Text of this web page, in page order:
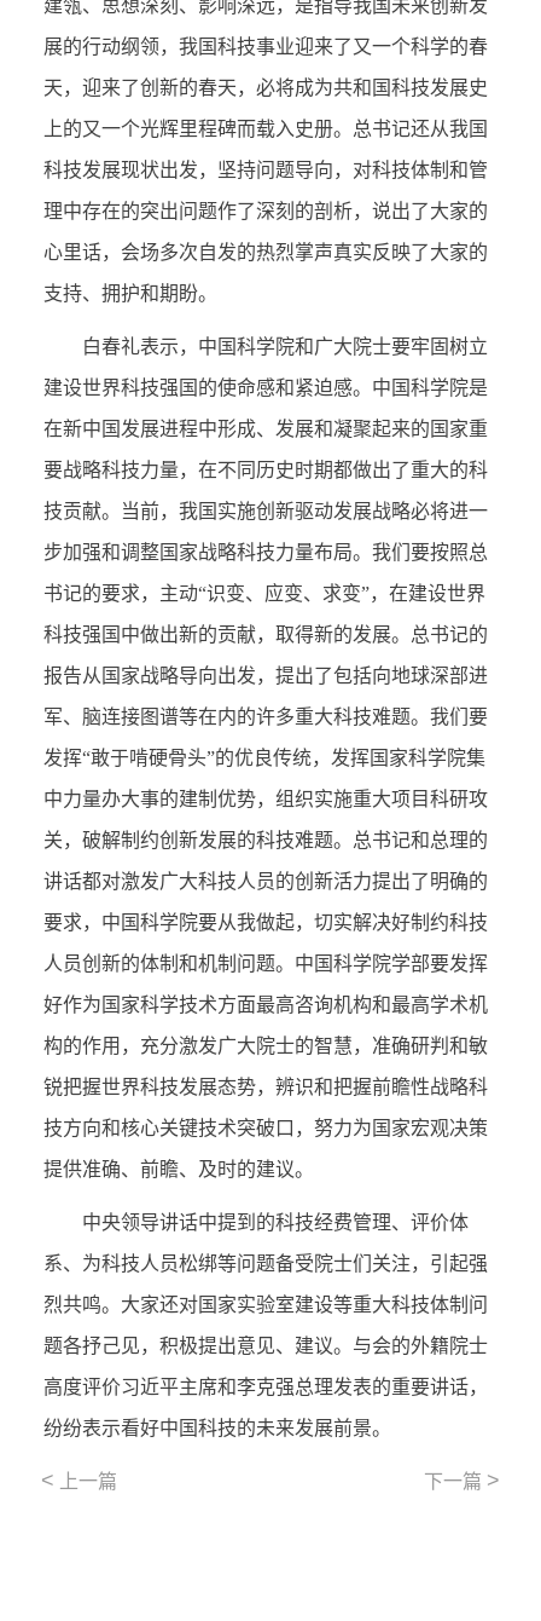
建瓴、思想深刻、影响深远，是指导我国未来创新发
展的行动纲领，我国科技事业迎来了又一个科学的春
天，迎来了创新的春天，必将成为共和国科技发展史
上的又一个光辉里程碑而载入史册。总书记还从我国
科技发展现状出发，坚持问题导向，对科技体制和管
理中存在的突出问题作了深刻的剖析，说出了大家的
心里话，会场多次自发的热烈掌声真实反映了大家的
支持、拥护和期盼。
白春礼表示，中国科学院和广大院士要牢固树立
建设世界科技强国的使命感和紧迫感。中国科学院是
在新中国发展进程中形成、发展和凝聚起来的国家重
要战略科技力量，在不同历史时期都做出了重大的科
技贡献。当前，我国实施创新驱动发展战略必将进一
步加强和调整国家战略科技力量布局。我们要按照总
书记的要求，主动“识变、应变、求变”，在建设世界
科技强国中做出新的贡献，取得新的发展。总书记的
报告从国家战略导向出发，提出了包括向地球深部进
军、脑连接图谱等在内的许多重大科技难题。我们要
发挥“敢于啃硬骨头”的优良传统，发挥国家科学院集
中力量办大事的建制优势，组织实施重大项目科研攻
关，破解制约创新发展的科技难题。总书记和总理的
讲话都对激发广大科技人员的创新活力提出了明确的
要求，中国科学院要从我做起，切实解决好制约科技
人员创新的体制和机制问题。中国科学院学部要发挥
好作为国家科学技术方面最高咨询机构和最高学术机
构的作用，充分激发广大院士的智慧，准确研判和敏
锐把握世界科技发展态势，辨识和把握前瞻性战略科
技方向和核心关键技术突破口，努力为国家宏观决策
提供准确、前瞻、及时的建议。
中央领导讲话中提到的科技经费管理、评价体
系、为科技人员松绑等问题备受院士们关注，引起强
烈共鸣。大家还对国家实验室建设等重大科技体制问
题各抒己见，积极提出意见、建议。与会的外籍院士
高度评价习近平主席和李克强总理发表的重要讲话，
纷纷表示看好中国科技的未来发展前景。
< 上一篇 下一篇 >